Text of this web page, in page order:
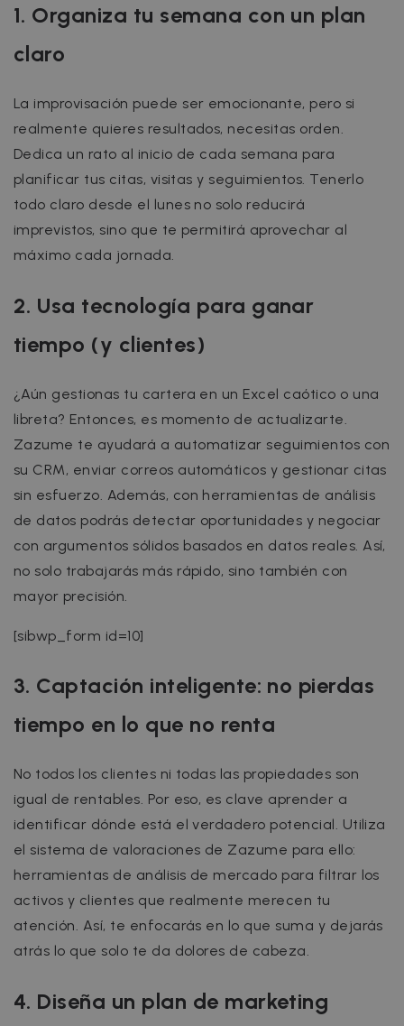
1. Organiza tu semana con un plan
claro
La improvisación puede ser emocionante, pero si
realmente quieres resultados, necesitas orden.
Dedica un rato al inicio de cada semana para
planificar tus citas, visitas y seguimientos. Tenerlo
todo claro desde el lunes no solo reducirá
imprevistos, sino que te permitirá aprovechar al
máximo cada jornada.
2. Usa tecnología para ganar
tiempo (y clientes)
¿Aún gestionas tu cartera en un Excel caótico o una
libreta? Entonces, es momento de actualizarte.
Zazume te ayudará a automatizar seguimientos con
su CRM, enviar correos automáticos y gestionar citas
sin esfuerzo. Además, con herramientas de análisis
de datos podrás detectar oportunidades y negociar
con argumentos sólidos basados en datos reales. Así,
no solo trabajarás más rápido, sino también con
mayor precisión.
[sibwp_form id=10]
3. Captación inteligente: no pierdas
tiempo en lo que no renta
No todos los clientes ni todas las propiedades son
igual de rentables. Por eso, es clave aprender a
identificar dónde está el verdadero potencial. Utiliza
el sistema de valoraciones de Zazume para ello:
herramientas de análisis de mercado para filtrar los
activos y clientes que realmente merecen tu
atención. Así, te enfocarás en lo que suma y dejarás
atrás lo que solo te da dolores de cabeza.
4. Diseña un plan de marketing